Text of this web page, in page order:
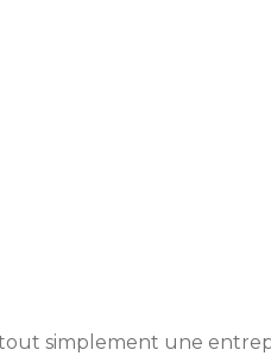
tout simplement une